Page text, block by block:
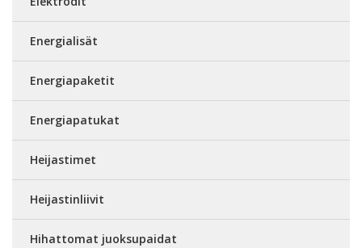
Energialisät
Energiapaketit
Energiapatukat
Heijastimet
Heijastinliivit
Hihattomat juoksupaidat